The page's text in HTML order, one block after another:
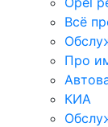
Всё
Про
КИА